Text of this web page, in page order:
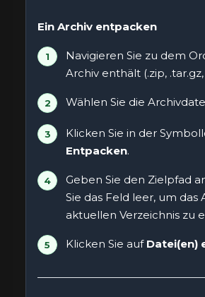
Ein Archiv entpacken
Navigieren Sie zu dem
Archiv enthält (.zip, .tar.gz,
Wählen Sie die
Klicken Sie in der
Entpacken.
Geben Sie den Zielpfad
Sie das Feld leer, um das
aktuellen Verzeichnis zu
Klicken Sie auf Datei(en)